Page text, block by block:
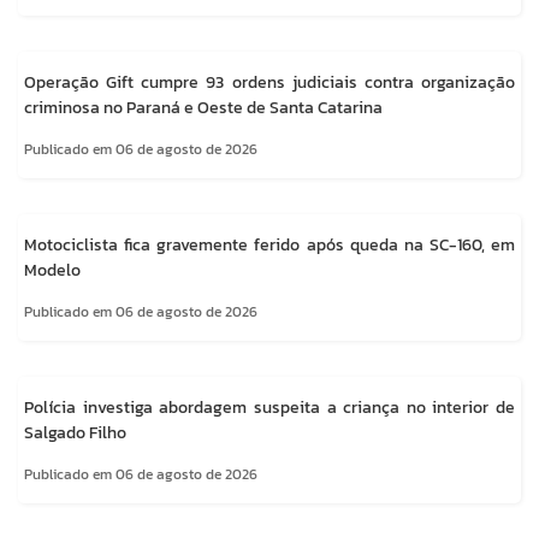
Operação Gift cumpre 93 ordens judiciais contra organização
criminosa no Paraná e Oeste de Santa Catarina
Publicado em 06 de agosto de 2026
Motociclista fica gravemente ferido após queda na SC-160, em
Modelo
Publicado em 06 de agosto de 2026
Polícia investiga abordagem suspeita a criança no interior de
Salgado Filho
Publicado em 06 de agosto de 2026